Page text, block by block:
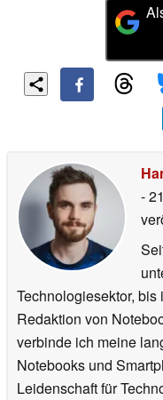
-
Technologiesektor,
Redaktion von
verbinde ich meine
Notebooks und
Leidenschaft für